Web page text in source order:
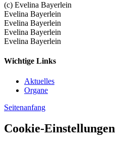
(c) Evelina Bayerlein
Evelina Bayerlein
Evelina Bayerlein
Evelina Bayerlein
Evelina Bayerlein
Wichtige Links
Aktuelles
Organe
Seitenanfang
Cookie-Einstellungen